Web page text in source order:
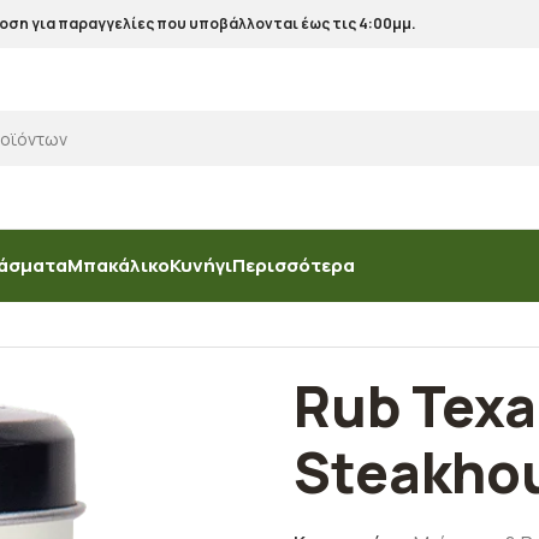
για παραγγελίες που υποβάλλονται έως τις 4:00μμ.
ΜπακάλικοΚυνήγιΠερισσότερα
Rub